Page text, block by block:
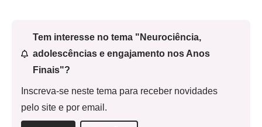
Tem interesse no tema "Neurociência,
adolescências e engajamento nos Anos
Finais"?
Inscreva-se neste tema para receber novidades
pelo site e por email.